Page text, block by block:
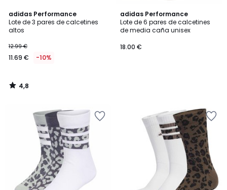
adidas Performance
Lote de 3 pares de calcetines
altos
12.99 €
11.69 € -10%
4,8
/ 5
4,8
/
adidas Performance
Lote de 6 pares de calcetines
de media caña unisex
18.00 €